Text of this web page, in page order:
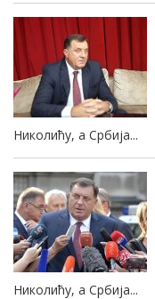
Николићу, а Србија...
Николићу, а Србија...